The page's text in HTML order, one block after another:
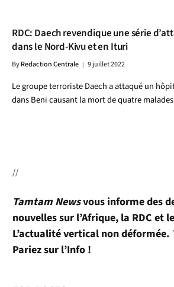
RDC: Daech revendique une série
dans le Nord-Kivu et en Ituri
ByRedaction Centrale 9 juillet 2022
Le groupe terroriste Daech a attaqué un
dans Beni causant la mort de quatre
//
Tamtam Newsvous informe des
nouvelles sur l’Afrique, la RDC et
L’actualité vertical non déformée.
Pariez sur l’Info !